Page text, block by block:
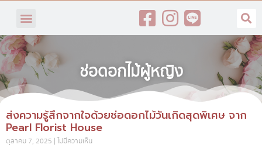
ช่อดอกไม้ผู้หญิง
ส่งความรู้สึกจากใจด้วยช่อดอกไม้วันเกิดสุดพิเศษ จาก
Pearl Florist House
ตุลาคม 7, 2025 ไม่มีความเห็น